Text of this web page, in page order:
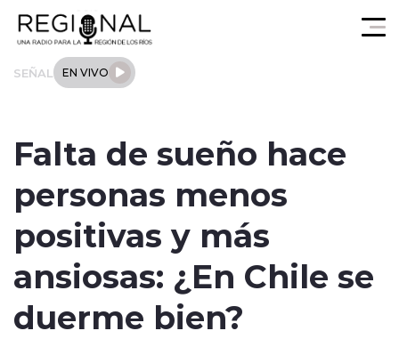
SEÑAL EN VIVO
Regional
Tendencias
Internacional
Falta de sueño hace
personas menos
positivas y más
ansiosas: ¿En Chile se
duerme bien?